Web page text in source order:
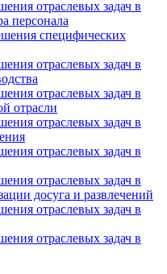
отраслевых задач в
персонала
специфических
отраслевых задач в
отраслевых задач в
отрасли
отраслевых задач в
отраслевых задач в
отраслевых задач в
досуга и развлечений
отраслевых задач в
отраслевых задач в